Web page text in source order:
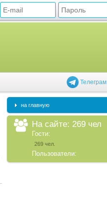
Телеграм
на главную
На сайте: 269 чел
Гости:
269 чел.
Пользователи: